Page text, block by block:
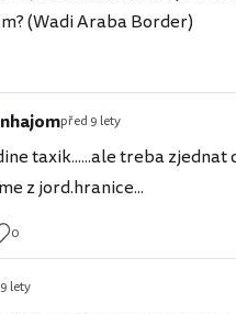
(Wadi Araba Border)
před 9 lety
taxik......ale treba zjednat
z jord.hranice...
0
lety